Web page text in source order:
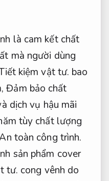
là cam kết chất
mà người dùng
kiệm vật tư. bao
Đảm bảo chất
dịch vụ hậu mãi
tùy chất lượng
toàn công trình.
sản phẩm cover
tư. cong vênh do